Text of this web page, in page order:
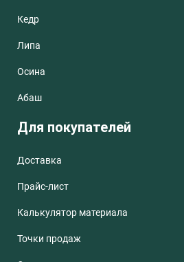
Кедр
Липа
Осина
Абаш
Для покупателей
Доставка
Прайс-лист
Калькулятор материала
Точки продаж